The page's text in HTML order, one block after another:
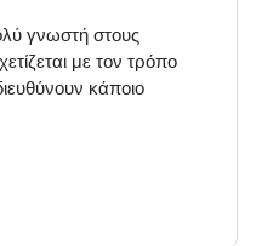
γνωστή στους
με τον τρόπο
κάποιο